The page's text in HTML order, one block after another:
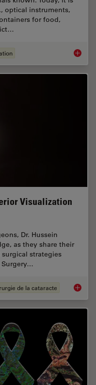
optical instruments,
for food,
Visualization
Dr. Hussein
as they share their
strategies
Surgery…
de la cataracte Expert